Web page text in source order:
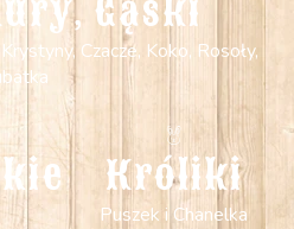
Gąski
Czacze, Koko, Rosoły,
Króliki
Puszek i Chanelka